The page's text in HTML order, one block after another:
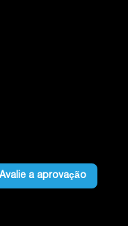
Avalie a aprovação